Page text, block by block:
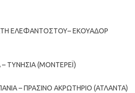
ΕΛΕΦΑΝΤΟΣΤΟΥ– ΕΚΟΥΑΔΟΡ
ΤΥΝΗΣΙΑ (ΜΟΝΤΕΡΕΪ)
– ΠΡΑΣΙΝΟ ΑΚΡΩΤΗΡΙΟ (ΑΤΛΑΝΤΑ)